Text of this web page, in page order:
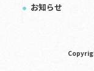
お知らせ